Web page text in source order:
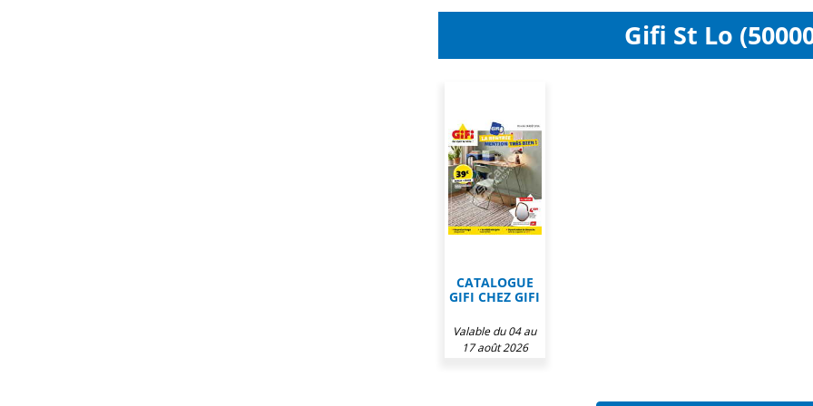
Gifi St Lo
CATALOGUE
GIFI CHEZ GIFI
Valable du 04 au
17 août 2026